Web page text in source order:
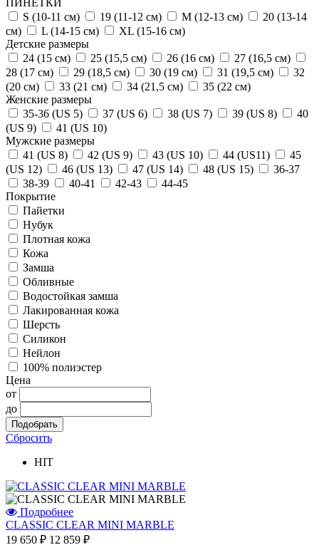
S (10-11 см)
19 (11-12 см) М (12-13 см)
20 (13-14
см)
L (14-15 cм)
ХL (15-16 cм)
Детские размеры
24 (15 см)
25 (15,5 см) 26 (16 см)
27 (16,5 см)
28 (17 см)
29 (18,5 см) 30 (19 см) 31 (19,5 см)
32
(20 см)
33 (21 см) 34 (21,5 см)
35 (22 см)
Женские размеры
35-36 (US 5)
37 (US 6) 38 (US 7) 39 (US 8)
40
(US 9)
41 (US 10)
Мужские размеры
41 (US 8)
42 (US 9) 43 (US 10) 44 (US11)
45
(US 12)
46 (US 13) 47 (US 14) 48 (US 15)
36-37
38-39
40-41 42-43
44-45
Покрытие
Пайетки
Нубук
Плотная кожа
Кожа
Замша
Обливные
Водостойкая замша
Лакированная кожа
Шерсть
Силикон
Нейлон
100% полиэстер
Цена
от
до
Сбросить
HIT
Подробнее
CLASSIC CLEAR MINI MARBLE
19 650 ₽ 12 859 ₽